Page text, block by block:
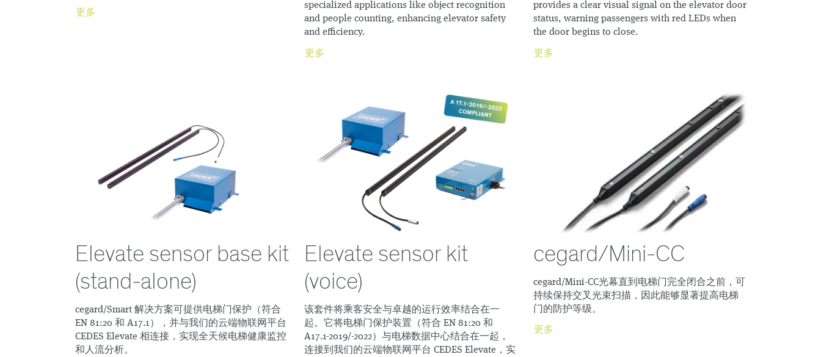
更多
specialized applications like object recognition
and people counting, enhancing elevator safety
and efficiency.
更多
provides a clear visual signal on the elevator door
status, warning passengers with red LEDs when
the door begins to close.
更多
Elevate sensor base kit
(stand-alone)
cegard/Smart 解决方案可提供电梯门保护（符合
EN 81:20 和 A17.1），并与我们的云端物联网平台
CEDES Elevate 相连接，实现全天候电梯健康监控
和人流分析。
Elevate sensor kit
(voice)
该套件将乘客安全与卓越的运行效率结合在一
起。它将电梯门保护装置（符合 EN 81:20 和
A17.1-2019/-2022）与电梯数据中心结合在一起，
连接到我们的云端物联网平台 CEDES Elevate，实
cegard/Mini-CC
cegard/Mini-CC光幕直到电梯门完全闭合之前，可
持续保持交叉光束扫描，因此能够显著提高电梯
门的防护等级。
更多